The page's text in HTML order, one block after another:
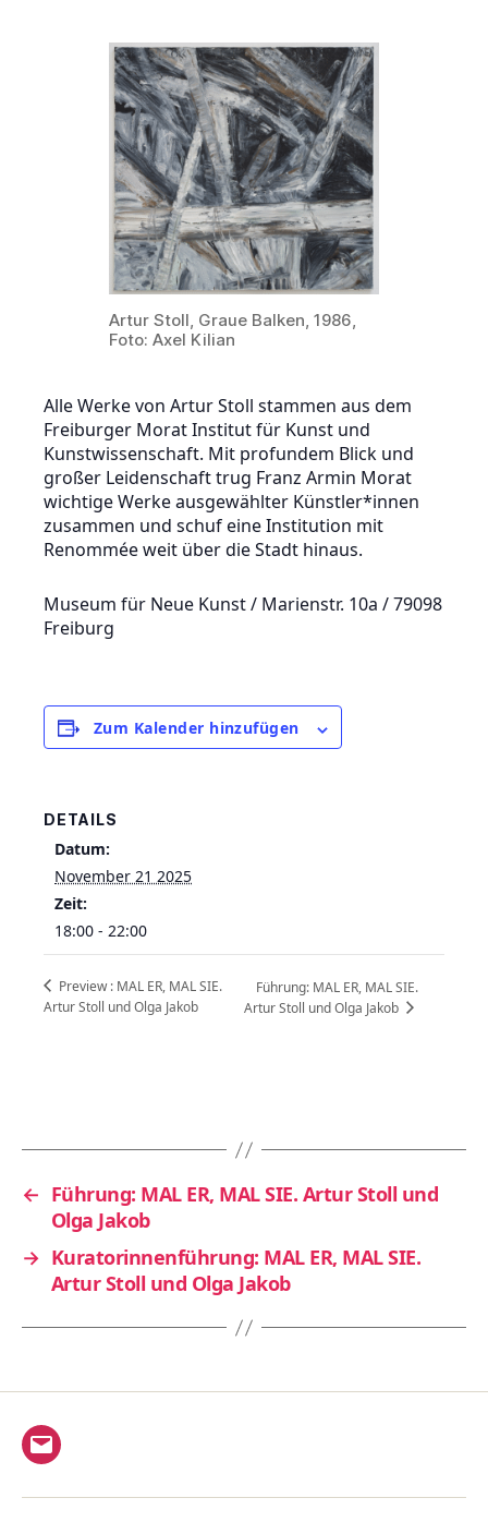
Artur Stoll, Graue Balken, 1986,
Foto: Axel Kilian
Alle Werke von Artur Stoll stammen aus dem
Freiburger Morat Institut für Kunst und
Kunstwissenschaft. Mit profundem Blick und
großer Leidenschaft trug Franz Armin Morat
wichtige Werke ausgewählter Künstler*innen
zusammen und schuf eine Institution mit
Renommée weit über die Stadt hinaus.
Museum für Neue Kunst / Marienstr. 10a / 79098
Freiburg
Zum Kalender hinzufügen
DETAILS
Datum:
November 21 2025
Zeit:
18:00 - 22:00
Preview : MAL ER, MAL SIE.
Artur Stoll und Olga Jakob
Führung: MAL ER, MAL SIE.
Artur Stoll und Olga Jakob
← Führung: MAL ER, MAL SIE. Artur Stoll und
Olga Jakob
→ Kuratorinnenführung: MAL ER, MAL SIE.
Artur Stoll und Olga Jakob
E-